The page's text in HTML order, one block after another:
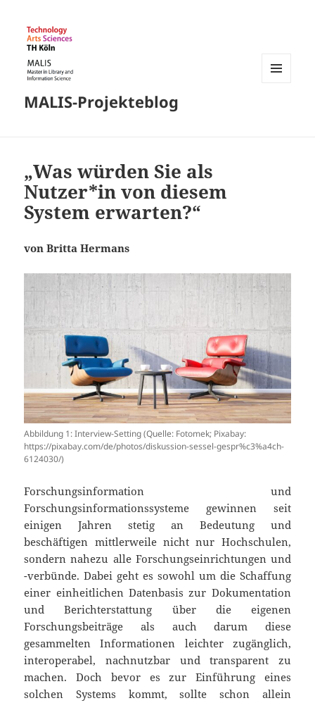
MALIS-Projekteblog
„Was würden Sie als
Nutzer*in von diesem
System erwarten?“
von Britta Hermans
Abbildung 1: Interview-Setting (Quelle: Fotomek; Pixabay:
https://pixabay.com/de/photos/diskussion-sessel-gespr%c3%a4ch-
6124030/)
Forschungsinformation und
Forschungsinformationssysteme gewinnen seit
einigen Jahren stetig an Bedeutung und
beschäftigen mittlerweile nicht nur Hochschulen,
sondern nahezu alle Forschungseinrichtungen und
-verbünde. Dabei geht es sowohl um die Schaffung
einer einheitlichen Datenbasis zur Dokumentation
und Berichterstattung über die eigenen
Forschungsbeiträge als auch darum diese
gesammelten Informationen leichter zugänglich,
interoperabel, nachnutzbar und transparent zu
machen. Doch bevor es zur Einführung eines
solchen Systems kommt, sollte schon allein